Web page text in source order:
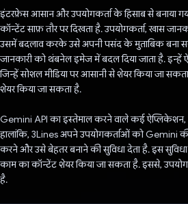
इंटरफ़ेस आसान और उपयोगकर्ता के हिसाब से बनाया
कॉन्टेंट साफ़ तौर पर दिखता है. उपयोगकर्ता, खास
उसमें बदलाव करके उसे अपनी पसंद के मुताबिक बना
जानकारी को थंबनेल इमेज में बदल दिया जाता है.
जिन्हें सोशल मीडिया पर आसानी से शेयर किया जा
शेयर किया जा सकता है.
Gemini API का इस्तेमाल करने वाले कई ऐप्लिकेशन,
हालांकि, 3Lines अपने उपयोगकर्ताओं को Gemini
करने और उसे बेहतर बनाने की सुविधा देता है. इस
काम का कॉन्टेंट शेयर किया जा सकता है. इससे,
है.